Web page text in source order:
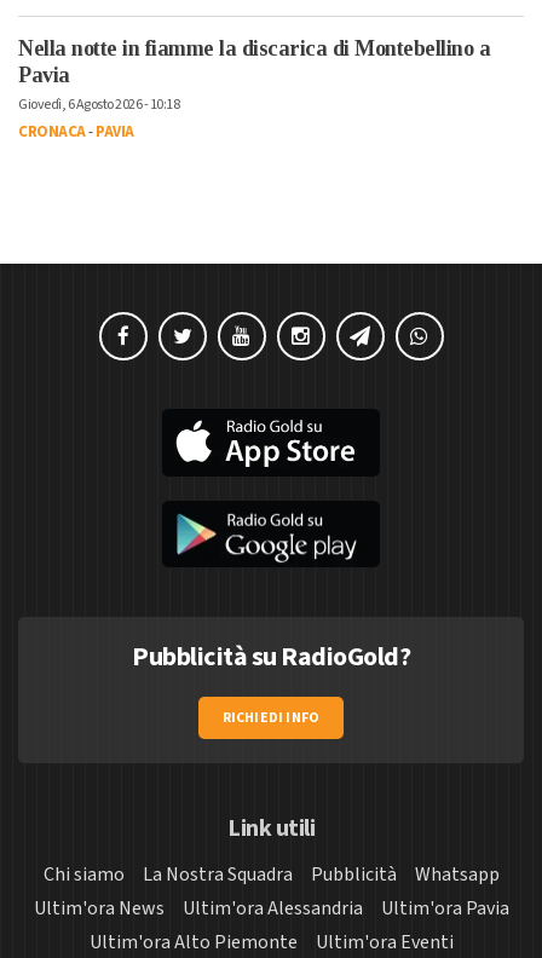
Nella notte in fiamme la discarica di Montebellino a
Pavia
Giovedì, 6 Agosto 2026 - 10:18
CRONACA-PAVIA
Pubblicità su RadioGold?
RICHIEDI INFO
Link utili
Chi siamo La Nostra Squadra Pubblicità
Whatsapp
Ultim'ora News
Ultim'ora Alessandria
Ultim'ora Pavia
Ultim'ora Alto Piemonte
Ultim'ora Eventi